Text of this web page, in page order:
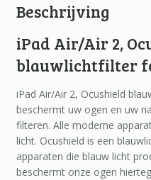
Beschrijving
iPad Air/Air 2,
blauwlichtfilter
iPad Air/Air 2, Ocushield
beschermt uw ogen en uw
filteren. Alle moderne
licht. Ocushield is een
apparaten die blauw licht
beschermt onze ogen